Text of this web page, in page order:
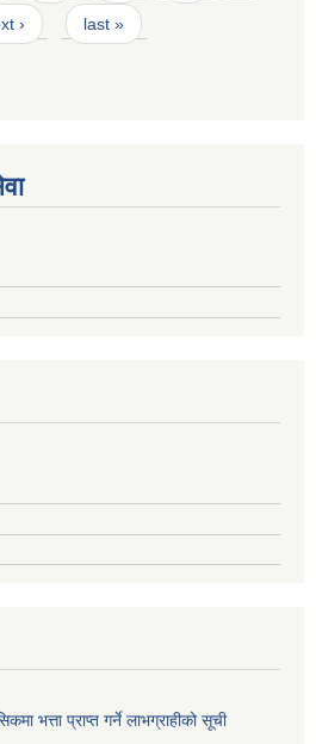
› last »
भत्ता प्राप्‍त गर्ने लाभग्राहीको सूची